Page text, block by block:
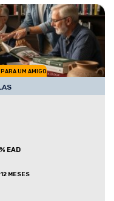
UM AMIGO
EAD
MESES